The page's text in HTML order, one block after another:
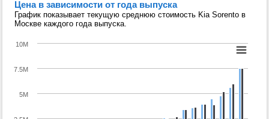
Цена в зависимости от года выпуска
График показывает текущую среднюю стоимость Kia Sorento в
Москве каждого года выпуска.
5M
7.5M
10M